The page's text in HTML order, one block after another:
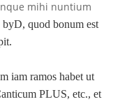
mihi nuntium
quod bonum est
iam ramos habet ut
PLUS, etc., et